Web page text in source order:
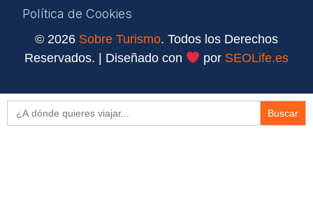
Política de Cookies
© 2026 Sobre Turismo. Todos los Derechos
Reservados. | Diseñado con
por SEOLife.es
Buscar: